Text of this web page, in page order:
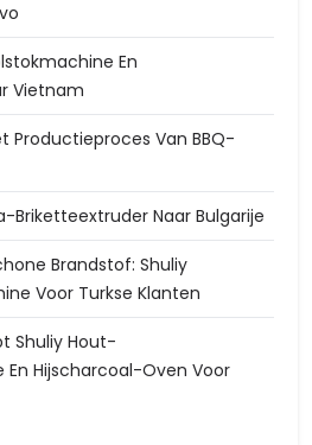
En
Vietnam
Productieproces Van BBQ-
Briketteextruder Naar Bulgarije
Brandstof: Shuliy
Voor Turkse Klanten
Shuliy Hout-
Hijscharcoal-Oven Voor